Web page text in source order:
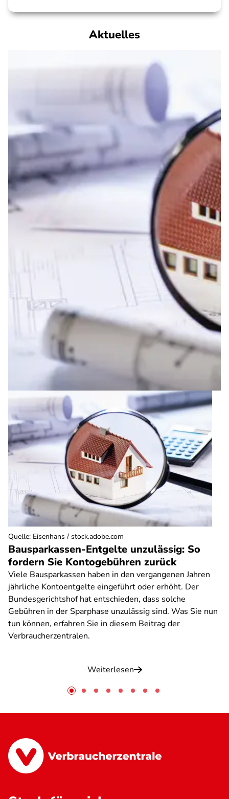
Aktuelles
Bausparkassen-Entgelte unzulässig: So
fordern Sie Kontogebühren zurück
Viele Bausparkassen haben in den vergangenen Jahren
jährliche Kontoentgelte eingeführt oder erhöht. Der
Bundesgerichtshof hat entschieden, dass solche
Gebühren in der Sparphase unzulässig sind. Was Sie nun
tun können, erfahren Sie in diesem Beitrag der
Verbraucherzentralen.
Weiterlesen
Quelle: Eisenhans / stock.adobe.com